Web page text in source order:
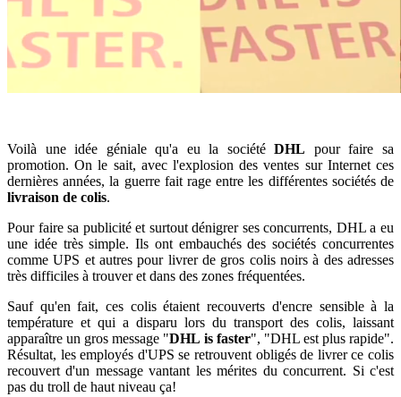
Voilà une idée géniale qu'a eu la sociétéDHL pour faire sa
promotion. On le sait, avec l'explosion des ventes sur Internet ces
dernières années, la guerre fait rage entre les différentes sociétés de
livraison de colis.
Pour faire sa publicité et surtout dénigrer ses concurrents, DHL a eu
une idée très simple. Ils ont embauchés des sociétés concurrentes
comme UPS et autres pour livrer de gros colis noirs à des adresses
très difficiles à trouver et dans des zones fréquentées.
Sauf qu'en fait, ces colis étaient recouverts d'encre sensible à la
température et qui a disparu lors du transport des colis, laissant
apparaître un gros message "DHL is faster", "DHL est plus rapide".
Résultat, les employés d'UPS se retrouvent obligés de livrer ce colis
recouvert d'un message vantant les mérites du concurrent. Si c'est
pas du troll de haut niveau ça!